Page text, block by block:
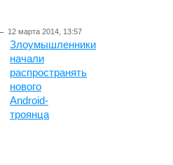
12 марта 2014, 13:57
Злоумышленники
начали
распространять
нового
Android-
троянца